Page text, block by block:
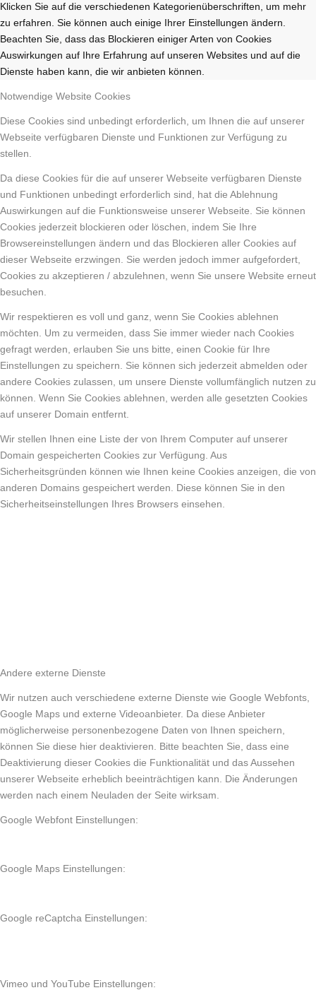
Klicken Sie auf die verschiedenen Kategorienüberschriften, um mehr
zu erfahren. Sie können auch einige Ihrer Einstellungen ändern.
Beachten Sie, dass das Blockieren einiger Arten von Cookies
Auswirkungen auf Ihre Erfahrung auf unseren Websites und auf die
Dienste haben kann, die wir anbieten können.
Notwendige Website Cookies
Diese Cookies sind unbedingt erforderlich, um Ihnen die auf unserer
Webseite verfügbaren Dienste und Funktionen zur Verfügung zu
stellen.
Da diese Cookies für die auf unserer Webseite verfügbaren Dienste
und Funktionen unbedingt erforderlich sind, hat die Ablehnung
Auswirkungen auf die Funktionsweise unserer Webseite. Sie können
Cookies jederzeit blockieren oder löschen, indem Sie Ihre
Browsereinstellungen ändern und das Blockieren aller Cookies auf
dieser Webseite erzwingen. Sie werden jedoch immer aufgefordert,
Cookies zu akzeptieren / abzulehnen, wenn Sie unsere Website erneut
besuchen.
Wir respektieren es voll und ganz, wenn Sie Cookies ablehnen
möchten. Um zu vermeiden, dass Sie immer wieder nach Cookies
gefragt werden, erlauben Sie uns bitte, einen Cookie für Ihre
Einstellungen zu speichern. Sie können sich jederzeit abmelden oder
andere Cookies zulassen, um unsere Dienste vollumfänglich nutzen zu
können. Wenn Sie Cookies ablehnen, werden alle gesetzten Cookies
auf unserer Domain entfernt.
Wir stellen Ihnen eine Liste der von Ihrem Computer auf unserer
Domain gespeicherten Cookies zur Verfügung. Aus
Sicherheitsgründen können wie Ihnen keine Cookies anzeigen, die von
anderen Domains gespeichert werden. Diese können Sie in den
Sicherheitseinstellungen Ihres Browsers einsehen.
Andere externe Dienste
Wir nutzen auch verschiedene externe Dienste wie Google Webfonts,
Google Maps und externe Videoanbieter. Da diese Anbieter
möglicherweise personenbezogene Daten von Ihnen speichern,
können Sie diese hier deaktivieren. Bitte beachten Sie, dass eine
Deaktivierung dieser Cookies die Funktionalität und das Aussehen
unserer Webseite erheblich beeinträchtigen kann. Die Änderungen
werden nach einem Neuladen der Seite wirksam.
Google Webfont Einstellungen:
Google Maps Einstellungen:
Google reCaptcha Einstellungen:
Vimeo und YouTube Einstellungen: